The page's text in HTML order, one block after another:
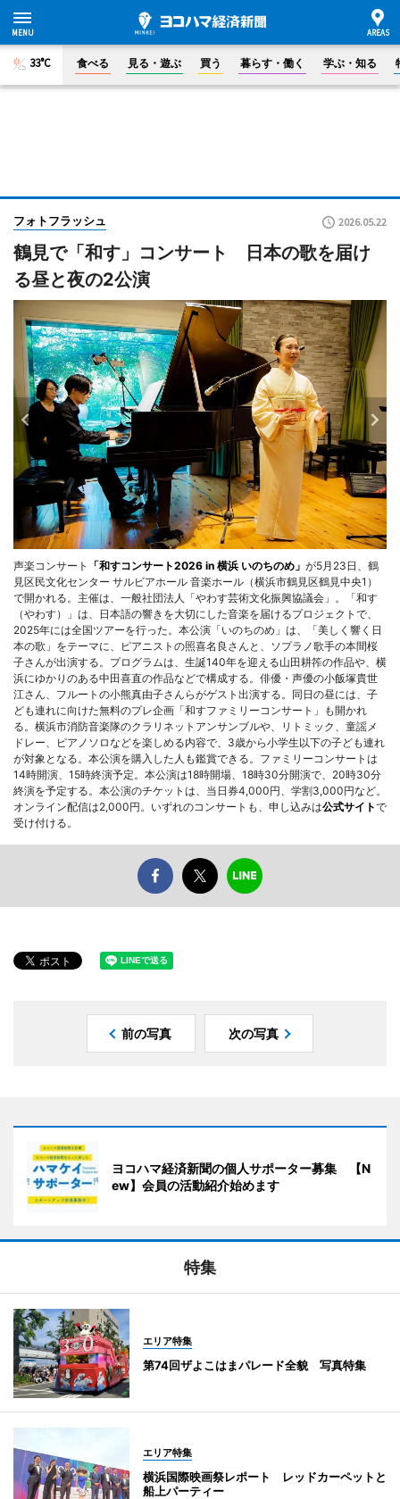
33°C 食べる 見る・遊ぶ 買う 暮らす・働く 学ぶ・知る
フォトフラッシュ 2026.05.22
鶴見で「和す」コンサート 日本の歌を届け
る昼と夜の2公演
声楽コンサート 「和すコンサート2026 in 横浜 いのちのめ」 が5月23日、鶴
見区民文化センター サルビアホール 音楽ホール（横浜市鶴見区鶴見中央1）
で開かれる。主催は、一般社団法人「やわす芸術文化振興協議会」。「和す
（やわす）」は、日本語の響きを大切にした音楽を届けるプロジェクトで、
2025年には全国ツアーを行った。本公演「いのちのめ」は、「美しく響く日
本の歌」をテーマに、ピアニストの照喜名良さんと、ソプラノ歌手の本間桜
子さんが出演する。プログラムは、生誕140年を迎える山田耕筰の作品や、横
浜にゆかりのある中田喜直の作品などで構成する。俳優・声優の小飯塚貴世
江さん、フルートの小熊真由子さんらがゲスト出演する。同日の昼には、子
ども連れに向けた無料のプレ企画「和すファミリーコンサート」も開かれ
る。横浜市消防音楽隊のクラリネットアンサンブルや、リトミック、童謡メ
ドレー、ピアノソロなどを楽しめる内容で、3歳から小学生以下の子ども連れ
が対象となる。本公演を購入した人も鑑賞できる。ファミリーコンサートは
14時開演、15時終演予定。本公演は18時開場、18時30分開演で、20時30分
終演を予定する。本公演のチケットは、当日券4,000円、学割3,000円など。
オンライン配信は2,000円。いずれのコンサートも、申し込みは公式サイトで
受け付ける。
前の写真 次の写真
ヨコハマ経済新聞の個人サポーター募集 【N
ew】会員の活動紹介始めます
特集
エリア特集
第74回ザよこはまパレード全貌 写真特集
エリア特集
横浜国際映画祭レポート レッドカーペットと
船上パーティー